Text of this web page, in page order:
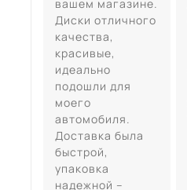
вашем магазине.
Диски отличного
качества,
красивые,
идеально
подошли для
моего
автомобиля.
Доставка была
быстрой,
упаковка
надежной –